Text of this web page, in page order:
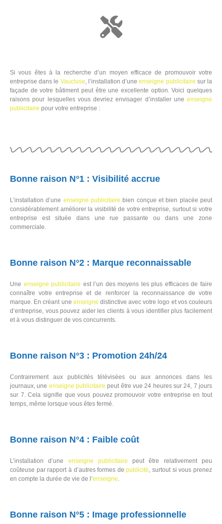
Si vous êtes à la recherche d’un moyen efficace de promouvoir votre
entreprise dans le Vaucluse, l’installation d’uneenseigne publicitaire sur la
façade de votre bâtiment peut être une excellente option. Voici quelques
raisons pour lesquelles vous devriez envisager d’installer une enseigne
publicitaire pour votre entreprise :
Bonne raison N°1 : Visibilité accrue
L’installation d’une enseigne publicitaire bien conçue et bien placée peut
considérablement améliorer la visibilité de votre entreprise, surtout si votre
entreprise est située dans une rue passante ou dans une zone
commerciale.
Bonne raison N°2 : Marque reconnaissable
Une enseigne publicitaire est l’un des moyens les plus efficaces de faire
connaître votre entreprise et de renforcer la reconnaissance de votre
marque. En créant une enseigne distinctive avec votre logo et vos couleurs
d’entreprise, vous pouvez aider les clients à vous identifier plus facilement
et à vous distinguer de vos concurrents.
Bonne raison N°3 : Promotion 24h/24
Contrairement aux publicités télévisées ou aux annonces dans les
journaux, une enseigne publicitaire peut être vue 24 heures sur 24, 7 jours
sur 7. Cela signifie que vous pouvez promouvoir votre entreprise en tout
temps, même lorsque vous êtes fermé.
Bonne raison N°4 : Faible coût
L’installation d’une enseigne publicitaire peut être relativement peu
coûteuse par rapport à d’autres formes depublicité, surtout si vous prenez
en compte la durée de vie de l’enseigne.
Bonne raison N°5 : Image professionnelle